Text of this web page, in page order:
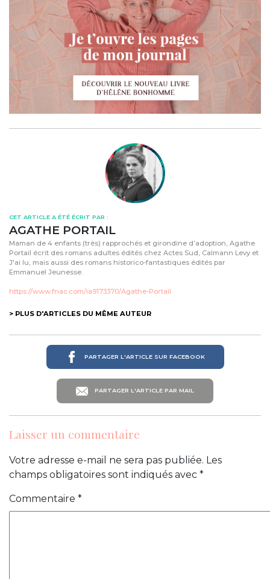
CET ARTICLE A ÉTÉ ÉCRIT PAR :
AGATHE PORTAIL
Maman de 4 enfants (très) rapprochés et girondine d’adoption, Agathe
Portail écrit des romans adultes édités chez Actes Sud, Calmann Levy et
J'ai lu, mais aussi des romans historico-fantastiques édités par
Emmanuel Jeunesse.
https://www.fnac.com/ia9173370/Agathe-Portail
> PLUS D'ARTICLES DU MÊME AUTEUR
PARTAGER L'ARTICLE SUR FACEBOOK
PARTAGER L'ARTICLE PAR MAIL
Laisser un commentaire
Votre adresse e-mail ne sera pas publiée. Les
champs obligatoires sont indiqués avec *
Commentaire *